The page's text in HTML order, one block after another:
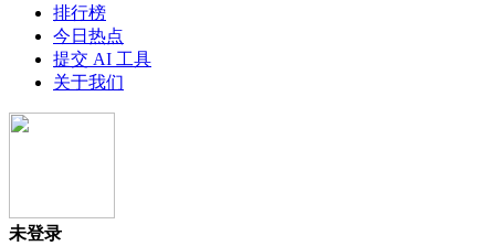
排行榜
今日热点
提交 AI 工具
关于我们
未登录